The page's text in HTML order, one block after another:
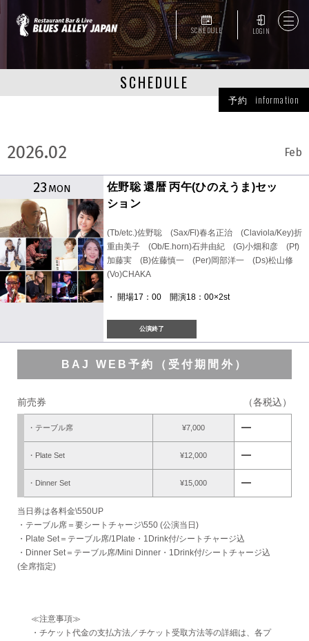
SCHEDULE LOGIN
SCHEDULE
予約 information
2026.02 Feb
23 MON
佐野聡 還暦 丙午(ひのえうま)セッ
ション
(Tb/etc.)佐野聡 (Sax/Fl)春名正治 (Claviola/Key)折
重由美子 (Ob/E.horn)石井由紀 (G)小畑和彦 (Pf)
加藤実 (B)佐藤慎一 (Per)岡部洋一 (Ds)松山修
(Vo)CHAKA
・ 開場17：00 開演18：00×2st
公演終了
BAJ WEB予約（受付期間外）
前売券 （各税込）
・テーブル席 ¥7,000 remove
・Plate Set ¥12,000 remove
・Dinner Set ¥15,000 remove
当日券は各料金\550UP
・テーブル席＝要シートチャージ\550 (公演当日)
・Plate Set＝テーブル席/1Plate・1Drink付/シートチャージ込
・Dinner Set＝テーブル席/Mini Dinner・1Drink付/シートチャージ込
(全席指定)
≪注意事項≫
・チケット代金の支払方法／チケット受取方法等の詳細は、各プ